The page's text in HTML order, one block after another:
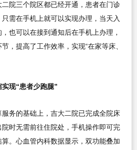
院三个院区都已经开通，患者在门诊
需在手机上就可以实现办理，当天入
也可以在接到通知后在手机上办理，
，提高了工作效率，实现“在家等床、
现“患者少跑腿”
务的基础上，吉大二院已完成全院床
时无需前往住院处，手机操作即可完
。心血管内科数据显示，双功能叠加